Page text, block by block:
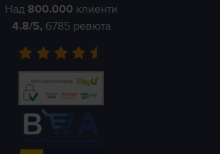
Над 800.000 клиенти
4.8/5, 6785 ревюта